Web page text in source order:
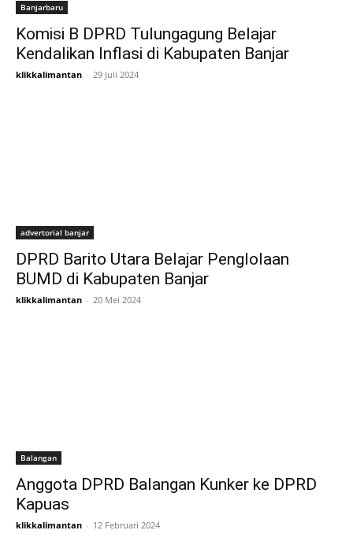
Banjarbaru
Komisi B DPRD Tulungagung Belajar
Kendalikan Inflasi di Kabupaten Banjar
klikkalimantan - 29 Juli 2024
advertorial banjar
DPRD Barito Utara Belajar Penglolaan
BUMD di Kabupaten Banjar
klikkalimantan - 20 Mei 2024
Balangan
Anggota DPRD Balangan Kunker ke DPRD
Kapuas
klikkalimantan - 12 Februari 2024